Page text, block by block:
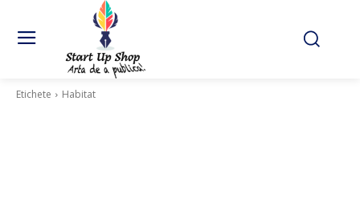
Etichete Habitat